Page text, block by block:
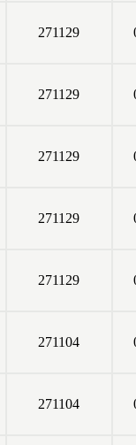
271129
271129
271129
271129
271129
271104
271104